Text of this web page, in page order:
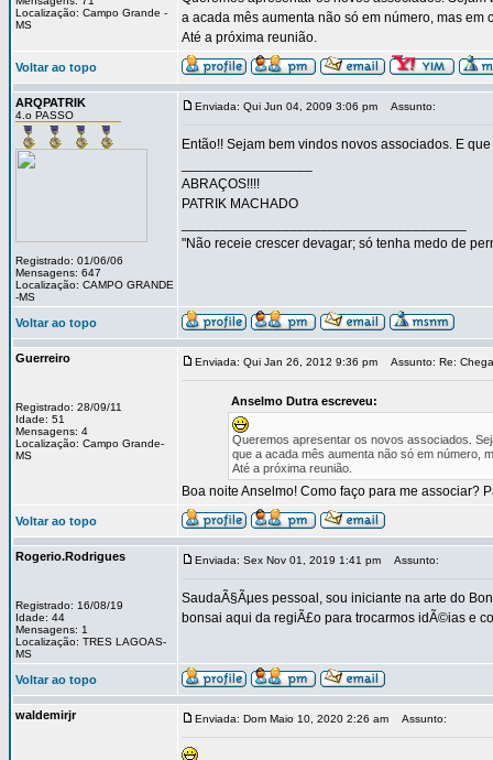
Localização: Campo Grande -
MS
a acada mês aumenta não só em número, mas
Até a próxima reunião.
Voltar ao topo
ARQPATRIK
4.o PASSO
Registrado: 01/06/06
Mensagens: 647
Localização: CAMPO GRANDE
-MS
Enviada: Qui Jun 04, 2009 3:06 pm Assunto:
Então!! Sejam bem vindos novos associados. E
ABRAÇOS!!!!
PATRIK MACHADO
"Não receie crescer devagar; só tenha medo de
Voltar ao topo
Guerreiro
Registrado: 28/09/11
Idade: 51
Mensagens: 4
Localização: Campo Grande-
MS
Enviada: Qui Jan 26, 2012 9:36 pm Assunto: Re:
Anselmo Dutra escreveu:
Queremos apresentar os novos associados.
que a acada mês aumenta não só em número,
Até a próxima reunião.
Boa noite Anselmo! Como faço para me associar?
Voltar ao topo
Rogerio.Rodrigues
Registrado: 16/08/19
Idade: 44
Mensagens: 1
Localização: TRES LAGOAS-
MS
Enviada: Sex Nov 01, 2019 1:41 pm Assunto:
SaudaÃ§Ãµes pessoal, sou iniciante na arte do
bonsai aqui da regiÃ£o para trocarmos idÃ©ias e
Voltar ao topo
waldemirjr Enviada: Dom Maio 10, 2020 2:26 am Assunto: